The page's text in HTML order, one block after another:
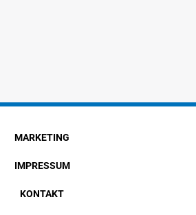
MARKETING
IMPRESSUM
KONTAKT